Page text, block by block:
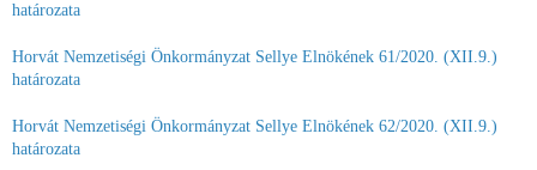
határozata
Horvát Nemzetiségi Önkormányzat Sellye Elnökének 61/2020. (XII.9.)
határozata
Horvát Nemzetiségi Önkormányzat Sellye Elnökének 62/2020. (XII.9.)
határozata